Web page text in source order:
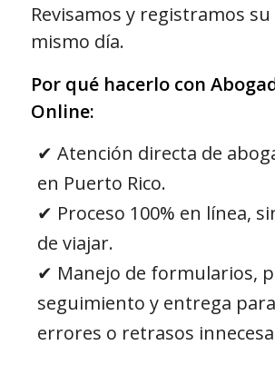
Revisamos y registramos
mismo día.
Por qué hacerlo con
Online:
✔ Atención directa de
en Puerto Rico.
✔ Proceso 100% en línea,
de viajar.
✔ Manejo de formularios,
seguimiento y entrega
errores o retrasos